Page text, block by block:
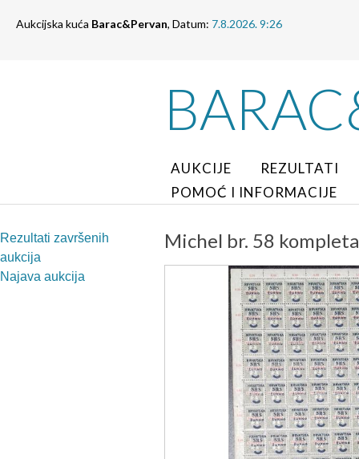
Aukcijska kuća Barac&Pervan, Datum: 7.8.2026. 9:26
AUKCIJE
REZULTATI
POMOĆ I INFORMACIJE
Rezultati završenih
aukcija
Najava aukcija
Michel br. 58